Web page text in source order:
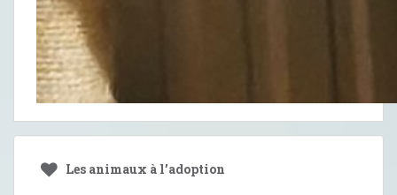
Les animaux à l’adoption